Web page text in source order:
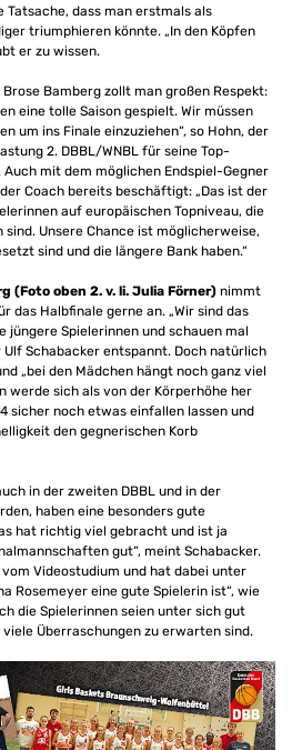
Tatsache, dass man erstmals als
triumphieren könnte. „In den Köpfen
er zu wissen.
Bamberg zollt man großen Respekt:
eine tolle Saison gespielt. Wir müssen
um ins Finale einzuziehen“, so Hohn, der
2. DBBL/WNBL für seine Top-
mit dem möglichen Endspiel-Gegner
Coach bereits beschäftigt: „Das ist der
auf europäischen Topniveau, die
Unsere Chance ist möglicherweise,
sind und die längere Bank haben.“
(Foto oben 2. v. li. Julia Förner) nimmt
das Halbfinale gerne an. „Wir sind das
jüngere Spielerinnen und schauen mal
Ulf Schabacker entspannt. Doch natürlich
„bei den Mädchen hängt noch ganz viel
werde sich als von der Körperhöhe her
sicher noch etwas einfallen lassen und
den gegnerischen Korb
in der zweiten DBBL und in der
haben eine besonders gute
hat richtig viel gebracht und ist ja
gut“, meint Schabacker.
Videostudium und hat dabei unter
Rosemeyer eine gute Spielerin ist“, wie
die Spielerinnen seien unter sich gut
Überraschungen zu erwarten sind.